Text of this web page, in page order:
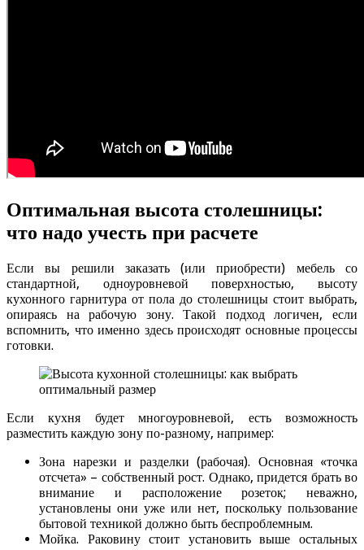
Оптимальная высота столешницы:
что надо учесть при расчете
Если вы решили заказать (или приобрести) мебель со
стандартной, одноуровневой поверхностью, высоту
кухонного гарнитура от пола до столешницы стоит выбрать,
опираясь на рабочую зону. Такой подход логичен, если
вспомнить, что именно здесь происходят основные процессы
готовки.
Если кухня будет многоуровневой, есть возможность
разместить каждую зону по-разному, например:
Зона нарезки и разделки (рабочая). Основная «точка
отсчета» – собственный рост. Однако, придется брать во
внимание и расположение розеток; неважно,
установлены они уже или нет, поскольку пользование
бытовой техникой должно быть беспроблемным.
Мойка. Раковину стоит установить выше остальных